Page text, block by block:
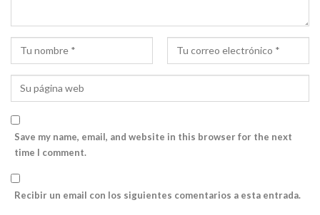
Save my name, email, and website in this browser for the next
time I comment.
Recibir un email con los siguientes comentarios a esta entrada.